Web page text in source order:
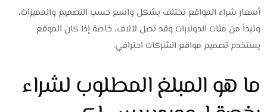
أسعار شراء المواقع تختلف بشكل واسع حسب التصميم والمميزات،
وتبدأ من مئات الدولارات وقد تصل لآلاف، خاصة إذا كان الموقع
يستخدم تصميم مواقع الشركات احترافي.
ما هو المبلغ المطلوب لشراء